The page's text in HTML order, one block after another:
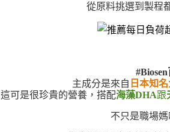
從原料挑選到製程
主成分是來自 日本知
這可是很珍貴的營養，搭配海藻DHA跟
不只是職場